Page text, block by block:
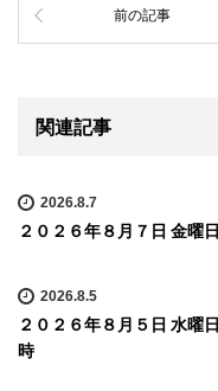
前の記事
関連記事
2026.8.7
２０２６年８月７日 金曜日
2026.8.5
２０２６年８月５日 水曜
時